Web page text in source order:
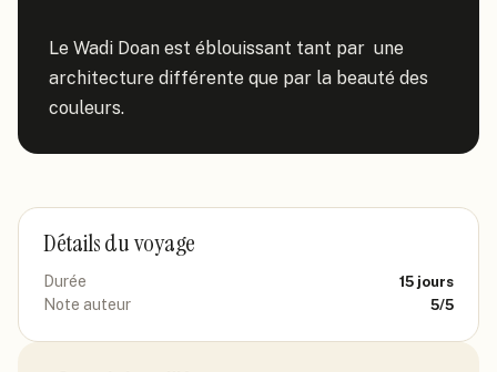
Le Wadi Doan est éblouissant tant par  une
architecture différente que par la beauté des
couleurs.
Détails du voyage
Durée 15 jours
Note auteur 5/5